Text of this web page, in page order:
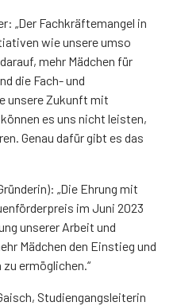
„Der Fachkräftemangel in
wie unsere umso
mehr Mädchen für
die Fach- und
unsere Zukunft mit
es uns nicht leisten,
Genau dafür gibt es das
„Die Ehrung mit
im Juni 2023
unserer Arbeit und
Mädchen den Einstieg und
ermöglichen.“
Studiengangsleiterin